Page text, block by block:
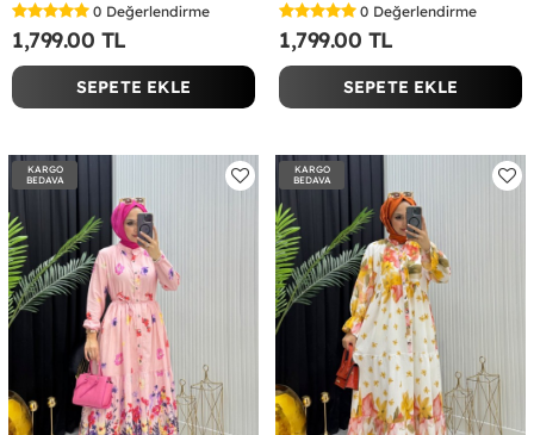
0 Değerlendirme
1,799.00 TL
SEPETE EKLE
0 Değerlendirme
1,799.00 TL
SEPETE EKLE
KARGO
BEDAVA
KARGO
BEDAVA